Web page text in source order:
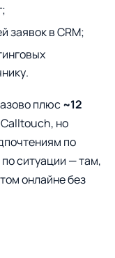
заявок в CRM;
плюс~12
но
по
ситуации — там,
онлайне без